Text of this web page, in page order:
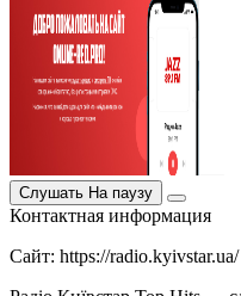
Слушать На паузу
Контактная информация
Сайт: https://radio.kyivstar.ua/